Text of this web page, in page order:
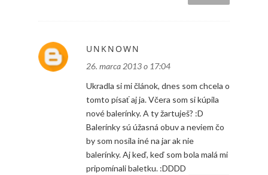
UNKNOWN
26. marca 2013 o 17:04
Ukradla si mi článok, dnes som chcela o
tomto písať aj ja. Včera som si kúpila
nové balerínky. A ty žartuješ? :D
Balerínky sú úžasná obuv a neviem čo
by som nosila iné na jar ak nie
balerínky. Aj keď, keď som bola malá mi
pripomínali baletku. :DDDD